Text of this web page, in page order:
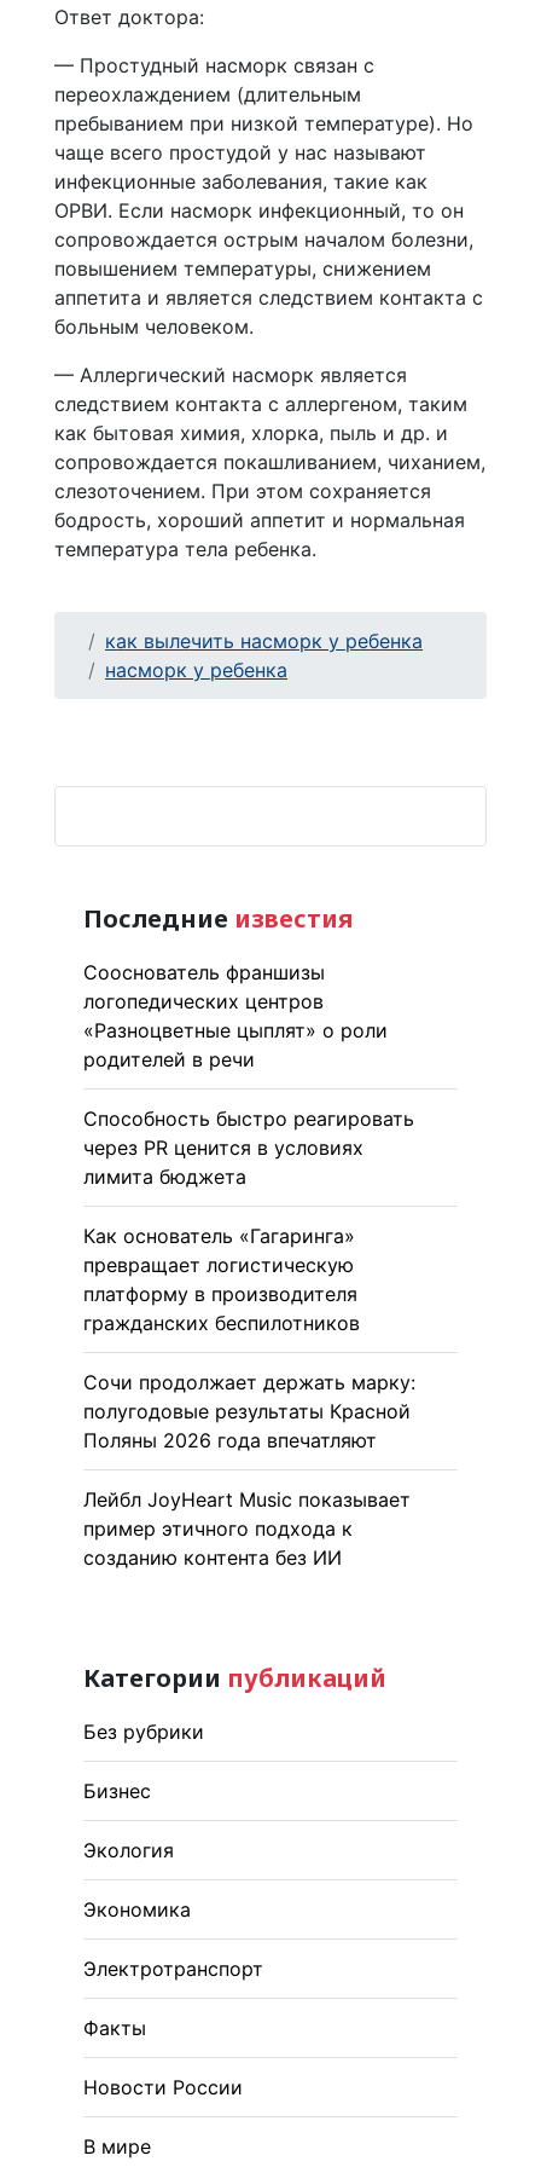
Ответ доктора:
— Простудный насморк связан с
переохлаждением (длительным
пребыванием при низкой температуре). Но
чаще всего простудой у нас называют
инфекционные заболевания, такие как
ОРВИ. Если насморк инфекционный, то он
сопровождается острым началом болезни,
повышением температуры, снижением
аппетита и является следствием контакта с
больным человеком.
— Аллергический насморк является
следствием контакта с аллергеном, таким
как бытовая химия, хлорка, пыль и др. и
сопровождается покашливанием, чиханием,
слезоточением. При этом сохраняется
бодрость, хороший аппетит и нормальная
температура тела ребенка.
как вылечить насморк у ребенка
насморк у ребенка
Последние известия
Сооснователь франшизы
логопедических центров
«Разноцветные цыплят» о роли
родителей в речи
Способность быстро реагировать
через PR ценится в условиях
лимита бюджета
Как основатель «Гагаринга»
превращает логистическую
платформу в производителя
гражданских беспилотников
Сочи продолжает держать марку:
полугодовые результаты Красной
Поляны 2026 года впечатляют
Лейбл JoyHeart Music показывает
пример этичного подхода к
созданию контента без ИИ
Категории публикаций
Без рубрики
Бизнес
Экология
Экономика
Электротранспорт
Факты
Новости России
В мире